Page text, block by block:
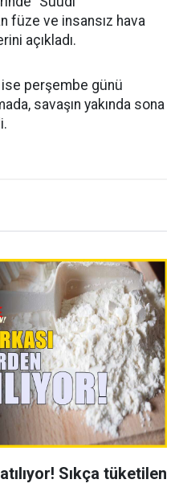
füze ve insansız hava
açıkladı.
ise perşembe günü
savaşın yakında sona
Sıkça tüketilen